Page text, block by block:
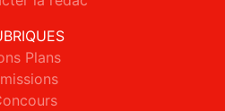
Plans